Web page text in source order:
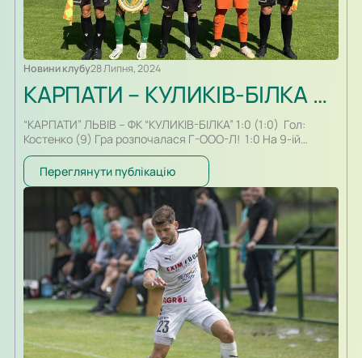
Новини клубу28 Липня, 2024
КАРПАТИ – КУЛИКІВ-БІЛКА – 1:0
“КАРПАТИ” ЛЬВІВ – ФК “КУЛИКІВ-БІЛКА” 1:0 (1:0) Гол:
Костенко (9) Гра розпочалася Г-ООО-Л! 1:0 На 9-ій
хвилині “Карпати” відкрили рахунок. Ян Костенко отримав
м’яча на куті штрафного майданчика і завдав влучного
пострілу низом у дальній кут воріт Під завісу першого
тайму небезпечно виконував навіс з штрафного
Іванченко, проте голкіпер відвів загрозу Перший тайм
завершено Розпочався…
Переглянути публікацію